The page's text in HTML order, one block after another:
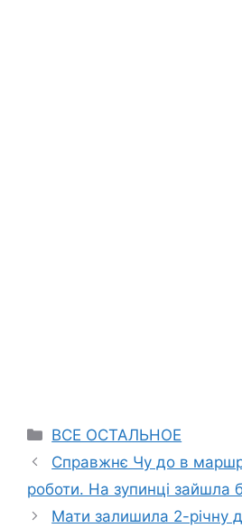
Categories
ВСЕ ОСТАЛЬНОЕ
Справжнє Чу до в
роботи. На зупинці зайшла
Мати залишила 2-річну